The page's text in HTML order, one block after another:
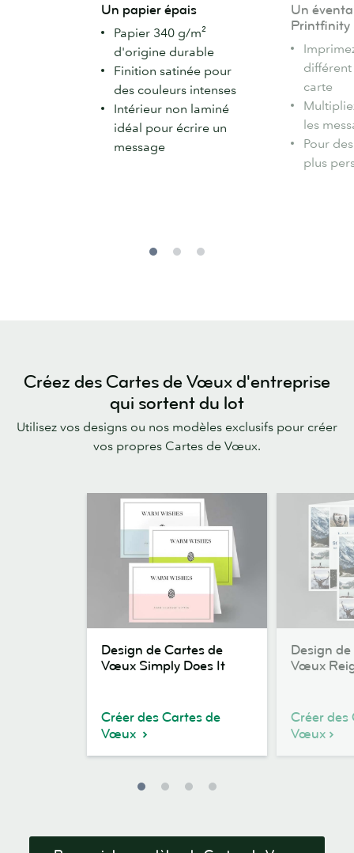
papier
épais
Un papier épais
Papier 340 g/m²
d'origine durable
Finition satinée pour
des couleurs intenses
Intérieur non laminé
idéal pour écrire un
message
éventail
choix
Printfinity
Un
Printfinity
carte
les
Pour
plus
Créez des Cartes de Vœux d'entreprise
qui sortent du lot
Utilisez vos designs ou nos modèles exclusifs pour créer
vos propres Cartes de Vœux.
Cartes
Vœux
Simply
Design de Cartes de
Vœux Simply Does It
Créer des Cartes de
Vœux
Cartes
Vœux
Reign
Design
Vœux
Créer des
Vœux